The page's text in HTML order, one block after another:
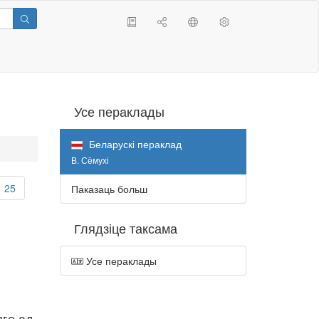
25
Усе пераклады
Беларускі пераклад
В. Сёмухі
Паказаць больш
Глядзіце таксама
Усе пераклады